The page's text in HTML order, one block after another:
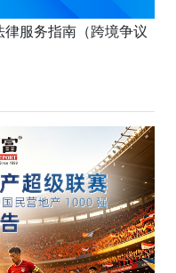
服务指南（跨境争议